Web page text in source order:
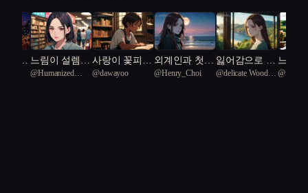
느림이 설렘이
된 순간
@Humanized
사랑이 꽃피는
도서관
@dawayoo
외계인과 첫사
랑이 겹친 밤
@Henry_Choi
잃어감으로 일
어남
@delicate Wood
느린
@